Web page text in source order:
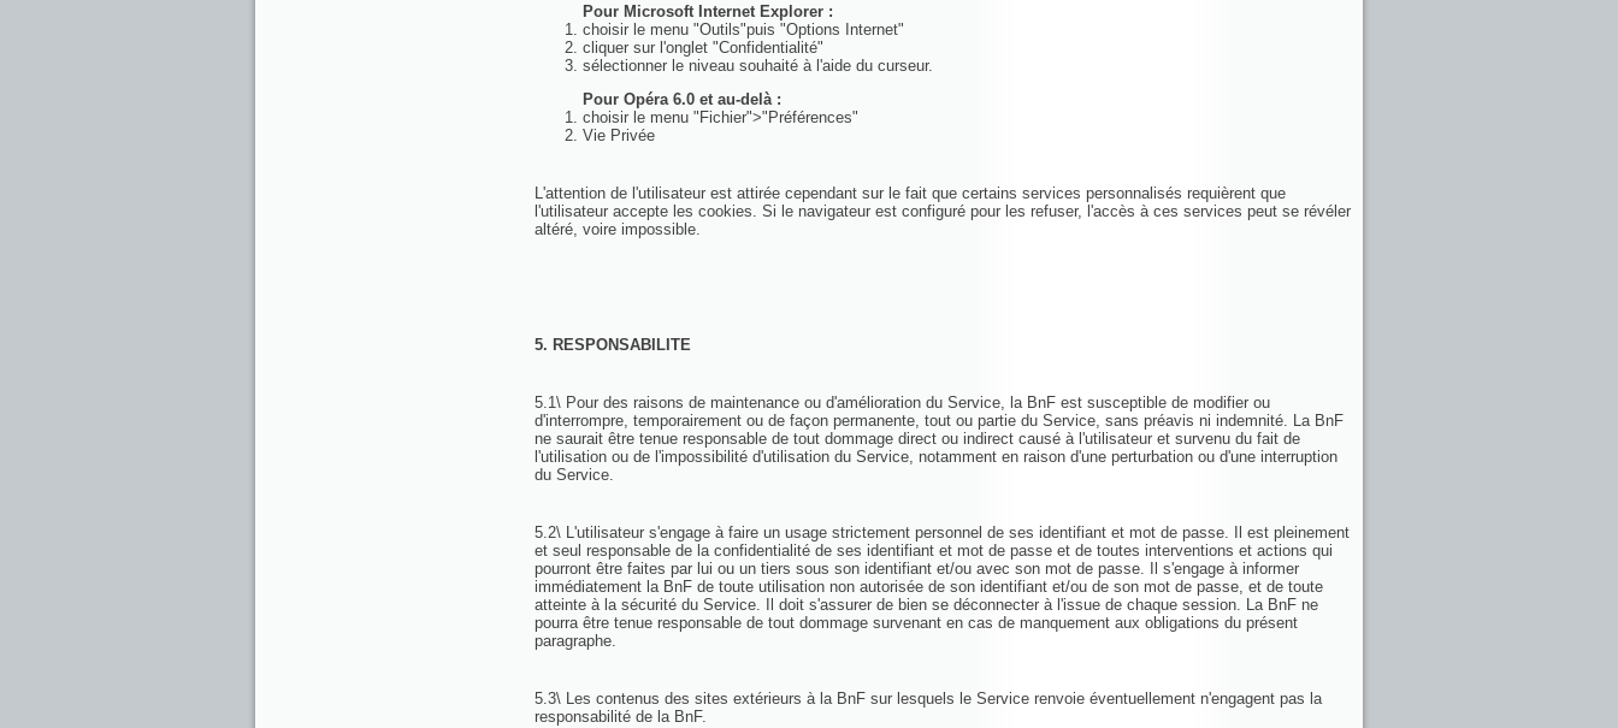
Pour Microsoft Internet Explorer :
choisir le menu "Outils"puis "Options Internet"
cliquer sur l'onglet "Confidentialité"
sélectionner le niveau souhaité à l'aide du curseur.
Pour Opéra 6.0 et au-delà :
choisir le menu "Fichier">"Préférences"
Vie Privée
L'attention de l'utilisateur est attirée cependant sur le fait que certains services personnalisés requièrent que
l'utilisateur accepte les cookies. Si le navigateur est configuré pour les refuser, l'accès à ces services peut se révéler
altéré, voire impossible.
5. RESPONSABILITE
5.1\ Pour des raisons de maintenance ou d'amélioration du Service, la BnF est susceptible de modifier ou
d'interrompre, temporairement ou de façon permanente, tout ou partie du Service, sans préavis ni indemnité. La BnF
ne saurait être tenue responsable de tout dommage direct ou indirect causé à l'utilisateur et survenu du fait de
l'utilisation ou de l'impossibilité d'utilisation du Service, notamment en raison d'une perturbation ou d'une interruption
du Service.
5.2\ L'utilisateur s'engage à faire un usage strictement personnel de ses identifiant et mot de passe. Il est pleinement
et seul responsable de la confidentialité de ses identifiant et mot de passe et de toutes interventions et actions qui
pourront être faites par lui ou un tiers sous son identifiant et/ou avec son mot de passe. Il s'engage à informer
immédiatement la BnF de toute utilisation non autorisée de son identifiant et/ou de son mot de passe, et de toute
atteinte à la sécurité du Service. Il doit s'assurer de bien se déconnecter à l'issue de chaque session. La BnF ne
pourra être tenue responsable de tout dommage survenant en cas de manquement aux obligations du présent
paragraphe.
5.3\ Les contenus des sites extérieurs à la BnF sur lesquels le Service renvoie éventuellement n'engagent pas la
responsabilité de la BnF.